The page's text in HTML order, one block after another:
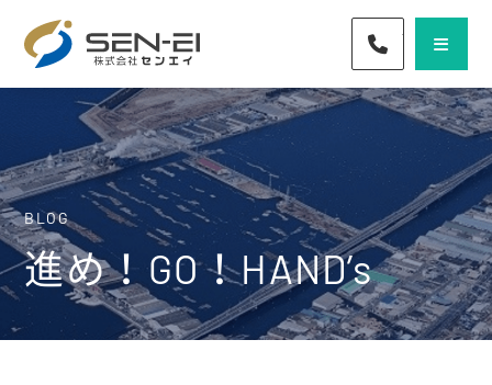
072-436-
BLOG
進め！GO！HAND’s